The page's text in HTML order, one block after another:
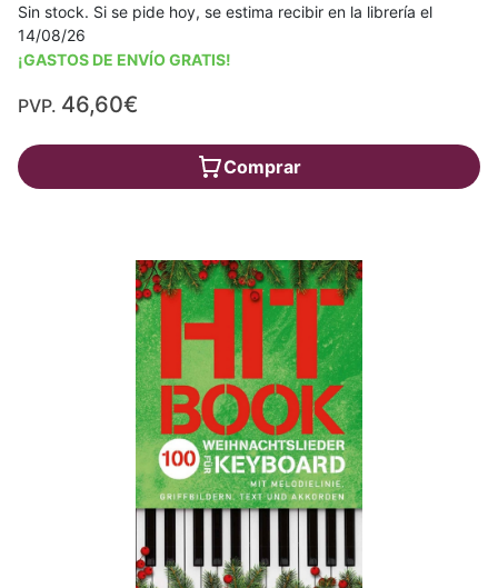
Sin stock. Si se pide hoy, se estima recibir en la librería el
14/08/26
¡GASTOS DE ENVÍO GRATIS!
PVP. 46,60€
Comprar